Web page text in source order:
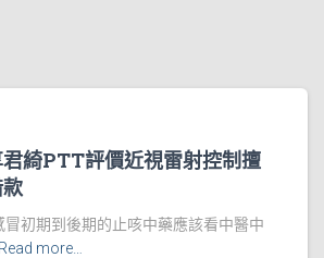
綺PTT評價近視雷射控制擅
初期到後期的止咳中藥應該看中醫中
Read more…